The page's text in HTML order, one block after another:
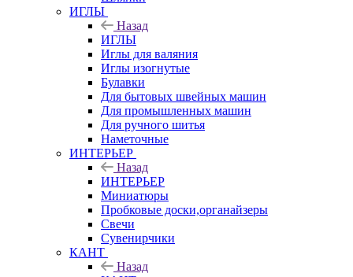
ИГЛЫ
Назад
ИГЛЫ
Иглы для валяния
Иглы изогнутые
Булавки
Для бытовых швейных машин
Для промышленных машин
Для ручного шитья
Наметочные
ИНТЕРЬЕР
Назад
ИНТЕРЬЕР
Миниатюры
Пробковые доски,органайзеры
Свечи
Сувенирчики
КАНТ
Назад